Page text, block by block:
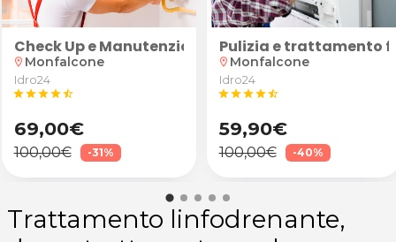
fisica, inglese, tedesco, spagnolo, latino
Check Up e Manutenzione Caldaia
location_on Monfalcone
Idro24
starstarstarstarstar_half
69,00€
100,00€ -31%
Pulizia e trattamento
location_on Monfalcone
Idro24
starstarstarstarstar_half
59,90€
100,00€ -40%
Trattamento linfodrenante,